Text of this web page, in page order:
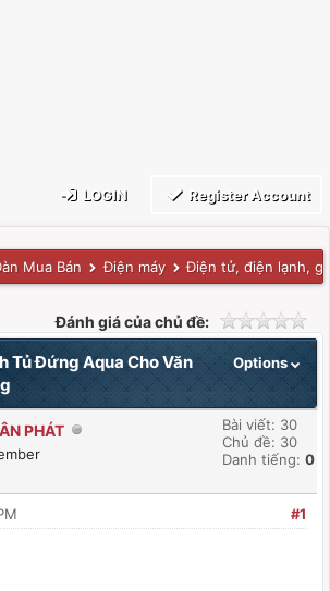
LOGIN Register Account
Mua Bán Điện máy Điện tử, điện lạnh,
Đánh giá của chủ đề:
Options
Tủ Đứng Aqua Cho Văn
PHÁT
Bài viết: 30
Chủ đề: 30
Danh tiếng: 0
#1